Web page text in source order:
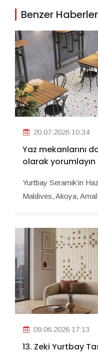
Benzer Haberler
20.07.2026 10:34
Yaz mekanlarını
olarak yorumlayın
Yurtbay Seramik’in
Maldives, Akoya,
09.06.2026 17:13
13. Zeki Yurtbay